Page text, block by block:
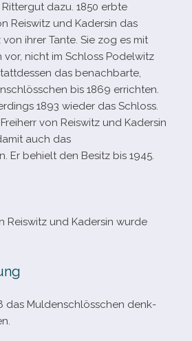
dazu. 1850 erbte
Reiswitz und Kadersin das
ihrer Tante. Sie zog es mit
vor, nicht im Schloss Podelwitz
das benach­barte,
bis 1869 errich­ten.
1893 wie­der das Schloss.
von Reiswitz und Kadersin
auch das
Er behielt den Besitz bis 1945.
Reiswitz und Kadersin wurde
das Muldenschlösschen denk­